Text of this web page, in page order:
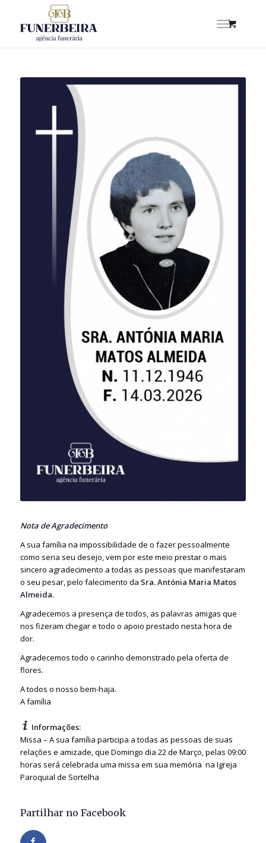
Nota de Agradecimento
A sua família na impossibilidade de o fazer pessoalmente
como seria seu desejo, vem por este meio prestar o mais
sincero agradecimento a todas as pessoas que manifestaram
o seu pesar, pelo falecimento da Sra. Antónia Maria Matos
Almeida.
Agradecemos a presença de todos, as palavras amigas que
nos fizeram chegar e todo o apoio prestado nesta hora de
dor.
Agradecemos todo o carinho demonstrado pela oferta de
flores.
A todos o nosso bem-haja.
A família
Informações:
Missa – A sua família participa a todas as pessoas de suas
relações e amizade, que Domingo dia 22 de Março, pelas 09:00
horas será celebrada uma missa em sua memória na Igreja
Paroquial de Sortelha
Partilhar no Facebook